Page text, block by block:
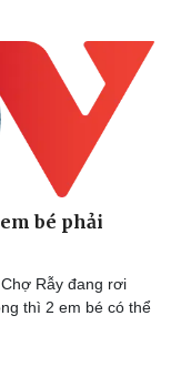
bé phải
Rẫy đang rơi
thì 2 em bé có thể